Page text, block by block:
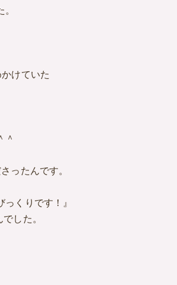
けていた
＾
ったんです。
くりです！』
した。